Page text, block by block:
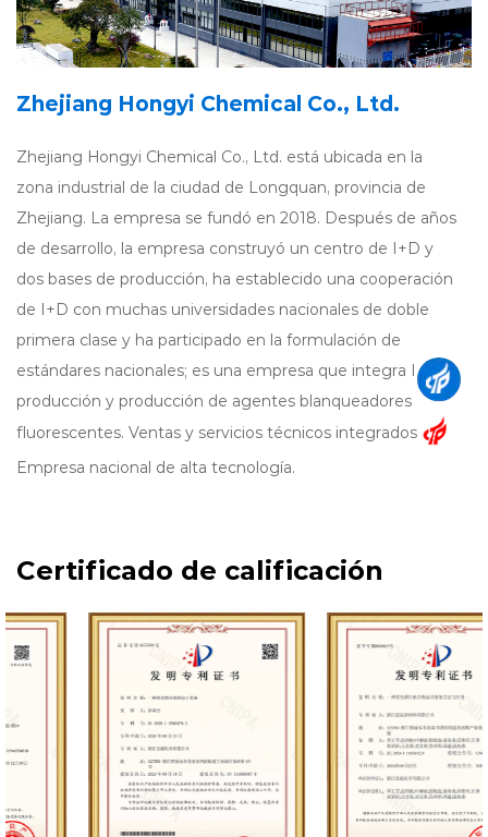
Zhejiang Hongyi Chemical Co., Ltd.
Zhejiang Hongyi Chemical Co., Ltd. está ubicada en la
zona industrial de la ciudad de Longquan, provincia de
Zhejiang. La empresa se fundó en 2018. Después de años
de desarrollo, la empresa construyó un centro de I+D y
dos bases de producción, ha establecido una cooperación
de I+D con muchas universidades nacionales de doble
primera clase y ha participado en la formulación de
estándares nacionales; es una empresa que integra I + D,
producción y producción de agentes blanqueadores
fluorescentes. Ventas y servicios técnicos integrados
Empresa nacional de alta tecnología.
profundamente involucrada en terminales nacionales y se
sudeste asiático. Actualmente ha establecido una oficina
en el extranjero en la ciudad de Haiphong, Vietnam.
De cara al siglo XXI, Hony Chemical continuará siendo
pionera e innovando, orientada al mercado y, basándose
en las necesidades de los clientes, creando valor para
todos los socios con servicios de tecnología de aplicación
convenientes, eficientes y de mejor calidad, y un
Certificado de calificación